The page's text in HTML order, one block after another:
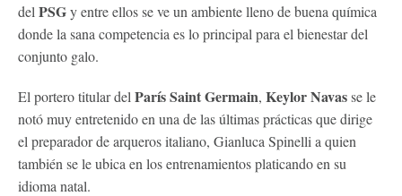
del PSGy entre ellos se ve un ambiente lleno de buena química
donde la sana competencia es lo principal para el bienestar del
conjunto galo.
El portero titular del París Saint Germain, Keylor Navasse le
notó muy entretenido en una de las últimas prácticas que dirige
el preparador de arqueros italiano, Gianluca Spinelli a quien
también se le ubica en los entrenamientos platicando en su
idioma natal.